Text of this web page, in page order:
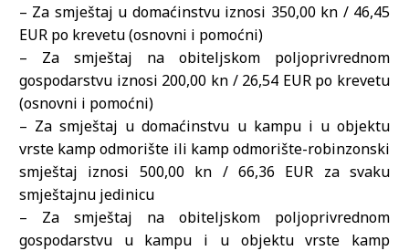
– Za smještaj u domaćinstvu iznosi 350,00 kn / 46,45
EUR po krevetu (osnovni i pomoćni)
– Za smještaj na obiteljskom poljoprivrednom
gospodarstvu iznosi 200,00 kn / 26,54 EUR po krevetu
(osnovni i pomoćni)
– Za smještaj u domaćinstvu u kampu i u objektu
vrste kamp odmorište ili kamp odmorište-robinzonski
smještaj iznosi 500,00 kn / 66,36 EUR za svaku
smještajnu jedinicu
– Za smještaj na obiteljskom poljoprivrednom
gospodarstvu u kampu i u objektu vrste kamp